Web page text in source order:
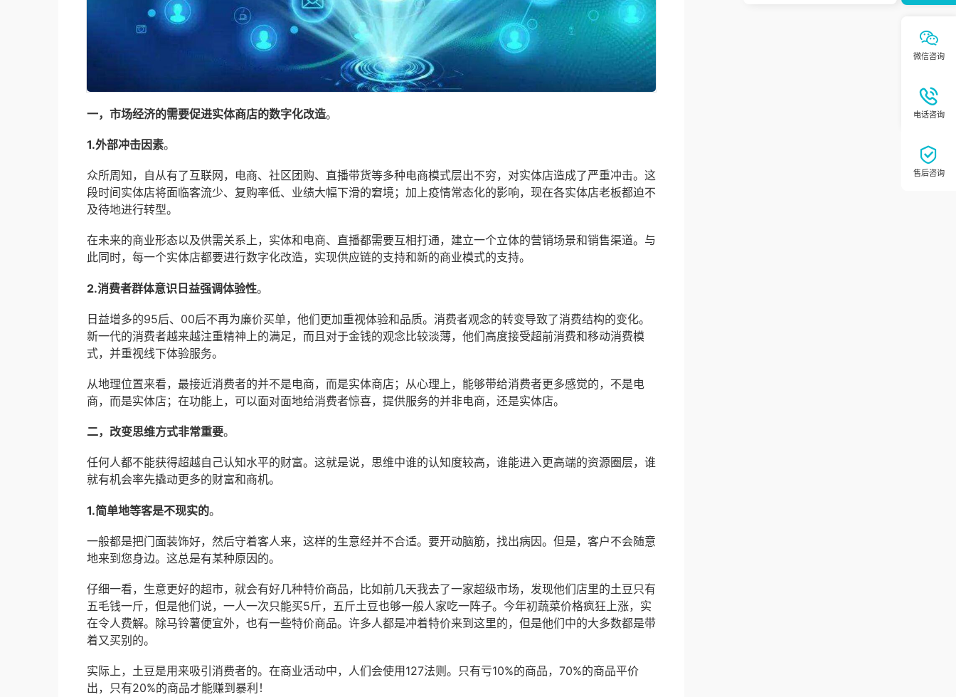
一，市场经济的需要促进实体商店的数字化改造。
1.外部冲击因素。
众所周知，自从有了互联网，电商、社区团购、直播带货等多种电商模式层出不穷，对实体店造成了严重冲击。这
段时间实体店将面临客流少、复购率低、业绩大幅下滑的窘境；加上疫情常态化的影响，现在各实体店老板都迫不
及待地进行转型。
在未来的商业形态以及供需关系上，实体和电商、直播都需要互相打通，建立一个立体的营销场景和销售渠道。与
此同时，每一个实体店都要进行数字化改造，实现供应链的支持和新的商业模式的支持。
2.消费者群体意识日益强调体验性。
日益增多的95后、00后不再为廉价买单，他们更加重视体验和品质。消费者观念的转变导致了消费结构的变化。
新一代的消费者越来越注重精神上的满足，而且对于金钱的观念比较淡薄，他们高度接受超前消费和移动消费模
式，并重视线下体验服务。
从地理位置来看，最接近消费者的并不是电商，而是实体商店；从心理上，能够带给消费者更多感觉的，不是电
商，而是实体店；在功能上，可以面对面地给消费者惊喜，提供服务的并非电商，还是实体店。
二，改变思维方式非常重要。
任何人都不能获得超越自己认知水平的财富。这就是说，思维中谁的认知度较高，谁能进入更高端的资源圈层，谁
就有机会率先撬动更多的财富和商机。
1.简单地等客是不现实的。
一般都是把门面装饰好，然后守着客人来，这样的生意经并不合适。要开动脑筋，找出病因。但是，客户不会随意
地来到您身边。这总是有某种原因的。
仔细一看，生意更好的超市，就会有好几种特价商品，比如前几天我去了一家超级市场，发现他们店里的土豆只有
五毛钱一斤，但是他们说，一人一次只能买5斤，五斤土豆也够一般人家吃一阵子。今年初蔬菜价格疯狂上涨，实
在令人费解。除马铃薯便宜外，也有一些特价商品。许多人都是冲着特价来到这里的，但是他们中的大多数都是带
着又买别的。
实际上，土豆是用来吸引消费者的。在商业活动中，人们会使用127法则。只有亏10%的商品，70%的商品平价
出，只有20%的商品才能赚到暴利！